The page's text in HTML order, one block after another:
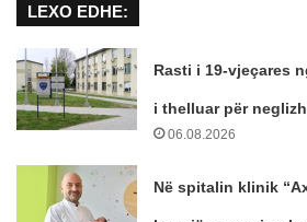
LEXO EDHE:
Rasti i 19-vjeçares
i thelluar për
06.08.2026
Në spitalin klinik